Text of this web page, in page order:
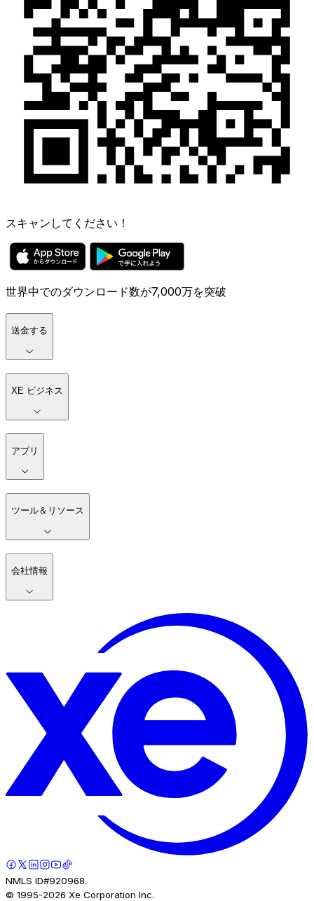
スキャンしてください！
世界中でのダウンロード数が7,000万を突破
送金する
XE ビジネス
アプリ
ツール＆リソース
会社情報
NMLS ID#920968.
© 1995-2026 Xe Corporation Inc.